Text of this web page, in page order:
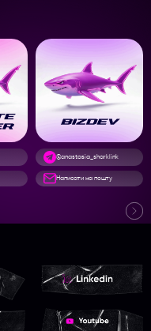
@anastasia_sharklink
Написати на пошту